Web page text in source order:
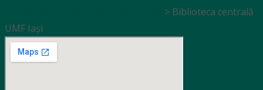
> Biblioteca centrală
UMF Iași